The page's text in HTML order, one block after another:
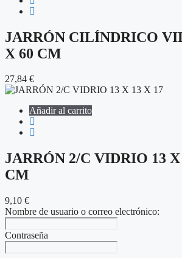
JARRÓN CILÍNDRICO
X 60 CM
27,84 €
Añadir al carrito
JARRÓN 2/C VIDRIO 13 X
CM
9,10 €
Nombre de usuario o correo electrónico:
Contraseña